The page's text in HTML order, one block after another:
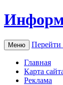
Меню
Главная
Карта
Реклама